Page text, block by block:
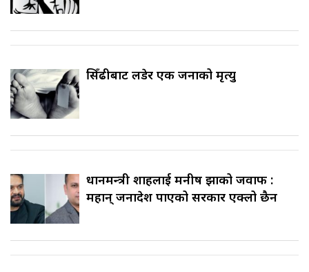
सिँढीबाट लडेर एक जनाको मृत्यु
प्रधानमन्त्री शाहलाई मनीष झाको जवाफ :
महान् जनादेश पाएको सरकार एक्लो छैन